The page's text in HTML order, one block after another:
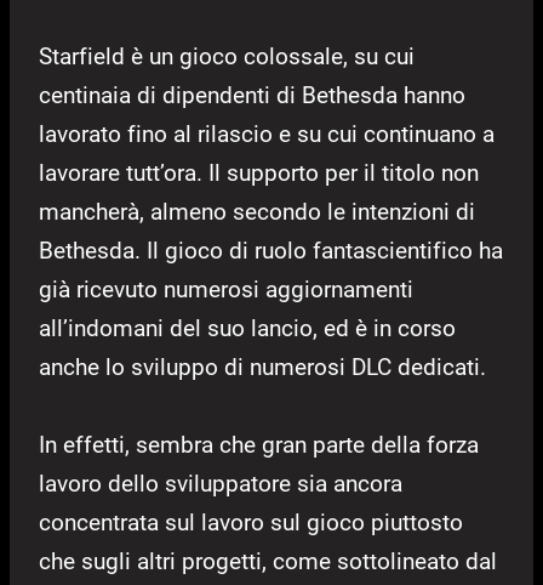
Starfield è un gioco colossale, su cui
centinaia di dipendenti di Bethesda hanno
lavorato fino al rilascio e su cui continuano a
lavorare tutt’ora. Il supporto per il titolo non
mancherà, almeno secondo le intenzioni di
Bethesda. Il gioco di ruolo fantascientifico ha
già ricevuto numerosi aggiornamenti
all’indomani del suo lancio, ed è in corso
anche lo sviluppo di numerosi DLC dedicati.
In effetti, sembra che gran parte della forza
lavoro dello sviluppatore sia ancora
concentrata sul lavoro sul gioco piuttosto
che sugli altri progetti, come sottolineato dal